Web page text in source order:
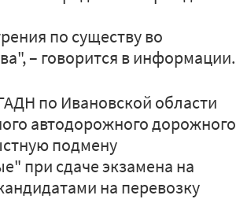
по существу во
– говорится в информации.
по Ивановской области
автодорожного дорожного
подмену
при сдаче экзамена на
на перевозку